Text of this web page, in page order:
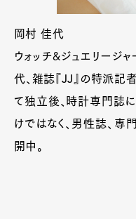
Art&Design
岡村 佳代
ウォッチ&ジュエリージ
代、雑誌『JJ』の特派記
て独立後、時計専門誌
けではなく、男性誌、
開中。